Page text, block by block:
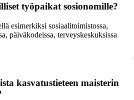
työpaikat sosionomille?
esimerkiksi sosiaalitoimistossa,
päiväkodeissa, terveyskeskuksissa
kasvatustieteen maisterin